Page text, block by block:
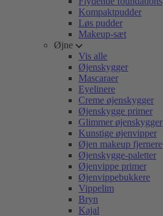
Kompaktpudder
Løs pudder
Makeup-sæt
Øjne
Vis alle
Øjenskygger
Mascaraer
Eyelinere
Creme øjenskygger
Øjenskygge primer
Glimmer øjenskygger
Kunstige øjenvipper
Øjen makeup fjernere
Øjenskygge-paletter
Øjenvippe primer
Øjenvippebukkere
Vippelim
Bryn
Kajal